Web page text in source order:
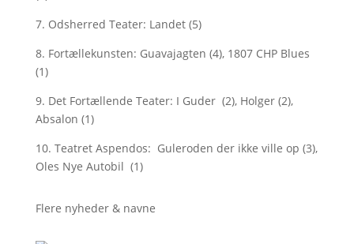
7. Odsherred Teater: Landet (5)
8. Fortællekunsten: Guavajagten (4), 1807 CHP Blues
(1)
9. Det Fortællende Teater: I Guder (2), Holger (2),
Absalon (1)
10. Teatret Aspendos: Guleroden der ikke ville op (3),
Oles Nye Autobil (1)
Flere nyheder & navne